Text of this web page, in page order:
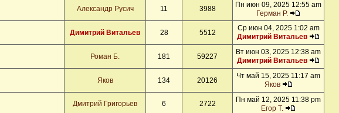
Александр Русич 11 3988
Пн июн 09, 2025 12:55 am
Герман Р.
Димитрий Витальев 28 5512
Ср июн 04, 2025 1:02 am
Димитрий Витальев
Роман Б. 181 59227
Вт июн 03, 2025 12:38 am
Димитрий Витальев
Яков 134 20126
Чт май 15, 2025 11:17 am
Яков
Дмитрий Григорьев 6 2722
Пн май 12, 2025 11:38 pm
Егор Т.